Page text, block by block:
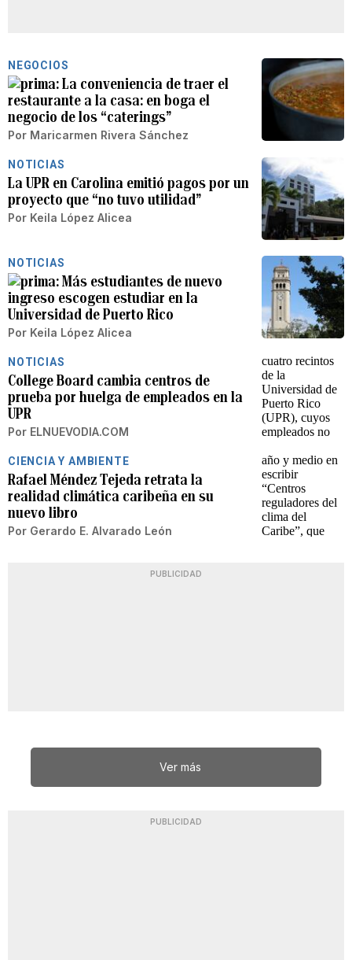
NEGOCIOS
La conveniencia de traer el
restaurante a la casa: en boga el
negocio de los “caterings”
Por Maricarmen Rivera Sánchez
NOTICIAS
La UPR en Carolina emitió pagos por un
proyecto que “no tuvo utilidad”
Por Keila López Alicea
NOTICIAS
Más estudiantes de nuevo
ingreso escogen estudiar en la
Universidad de Puerto Rico
Por Keila López Alicea
NOTICIAS
College Board cambia centros de
prueba por huelga de empleados en la
UPR
Por ELNUEVODIA.COM
CIENCIA Y AMBIENTE
Rafael Méndez Tejeda retrata la
realidad climática caribeña en su
nuevo libro
Por Gerardo E. Alvarado León
PUBLICIDAD
Ver más
PUBLICIDAD